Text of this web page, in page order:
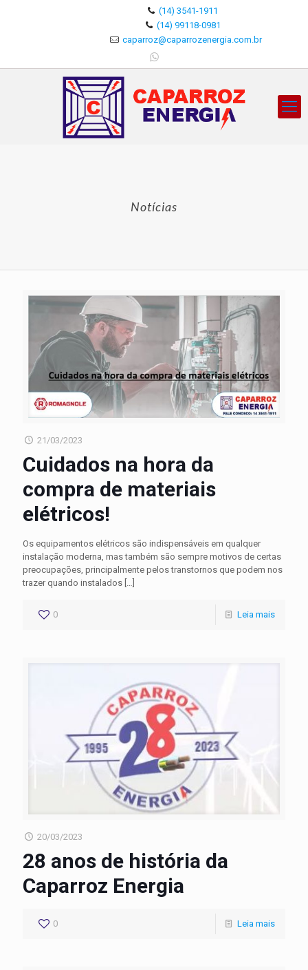
(14) 3541-1911
(14) 99118-0981
caparroz@caparrozenergia.com.br
Notícias
21/03/2023
Cuidados na hora da
compra de materiais
elétricos!
Os equipamentos elétricos são indispensáveis em qualquer
instalação moderna, mas também são sempre motivos de certas
preocupações, principalmente pelos transtornos que podem nos
trazer quando instalados […]
0 Leia mais
20/03/2023
28 anos de história da
Caparroz Energia
0 Leia mais